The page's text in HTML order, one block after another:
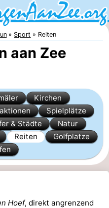
Sport Reiten
aan Zee
Kirchen
Spielplätze
& Städte
Natur
Reiten
Golfplatze
Hoef, direkt angrenzend